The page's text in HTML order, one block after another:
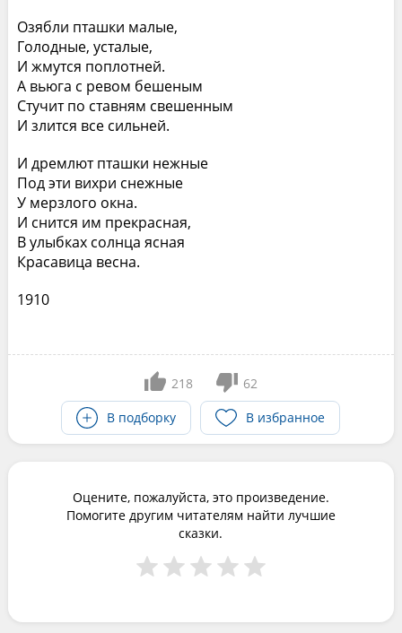
Озябли пташки малые,
Голодные, усталые,
И жмутся поплотней.
А вьюга с ревом бешеным
Стучит по ставням свешенным
И злится все сильней.
И дремлют пташки нежные
Под эти вихри снежные
У мерзлого окна.
И снится им прекрасная,
В улыбках солнца ясная
Красавица весна.
1910
218
62
В подборку
В избранное
Оцените, пожалуйста, это произведение.
Помогите другим читателям найти лучшие
сказки.